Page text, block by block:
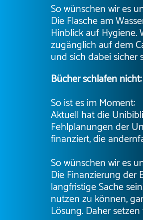
So wünschen wir es
Die Flasche am
Hinblick auf Hygiene.
zugänglich auf dem
und sich dabei sicher
Bücher schlafen
So ist es im Moment:
Aktuell hat die
Fehlplanungen der
finanziert, die
So wünschen wir es
Die Finanzierung der
langfristige Sache
nutzen zu können,
Lösung. Daher